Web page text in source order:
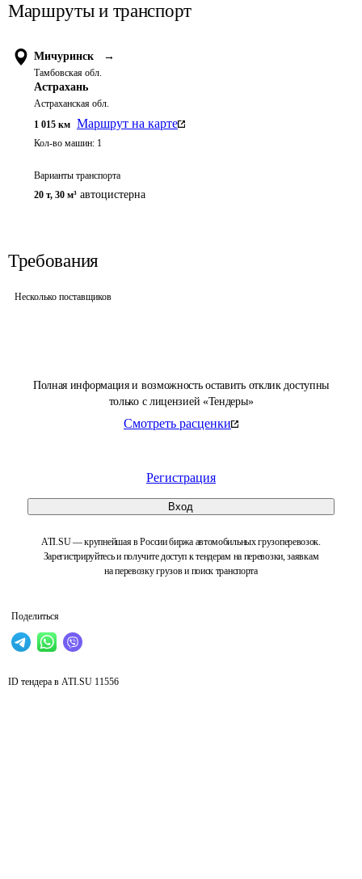
Полная информация и возможность оставить отклик доступны
только с лицензией «Тендеры»
Смотреть расценки
Регистрация
Вход
ATI.SU — крупнейшая в России биржа автомобильных грузоперевозок.
Зарегистрируйтесь и получите доступ к тендерам на перевозки, заявкам
на перевозку грузов и поиск транспорта
Поделиться
Маршруты и транспорт
Мичуринск →
Тамбовская обл.
Астрахань
Астраханская обл.
1 015 км Маршрут на карте
Кол-во машин: 1
Варианты транспорта
20 т, 30 м³ автоцистерна
Требования
Несколько поставщиков
ID тендера в ATI.SU 11556